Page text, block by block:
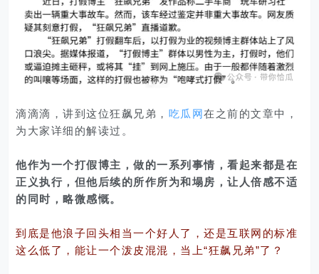
滴滴滴，讲到这位狂飙兄弟， 吃瓜网在之前的文章中，
为大家详细的解读过。
他作为一个打假博主，做的一系列事情，看起来都是在
正义执行，但他后续的所作所为和塌房，让人倍感不适
的同时，略微感慨。
到底是他浪子回头相当一个好人了，还是互联网的标准
这么低了，能让一个泼皮混混，当上“狂飙兄弟”了？